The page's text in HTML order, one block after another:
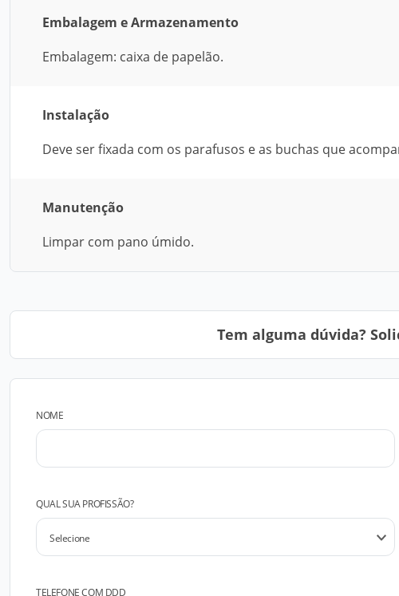
Embalagem e Armazenamento
Embalagem: caixa de papelão.
Instalação
Deve ser fixada com os parafusos e as buchas que
Manutenção
Limpar com pano úmido.
Tem alguma dúvida?
NOME
QUAL SUA PROFISSÃO?
TELEFONE COM DDD